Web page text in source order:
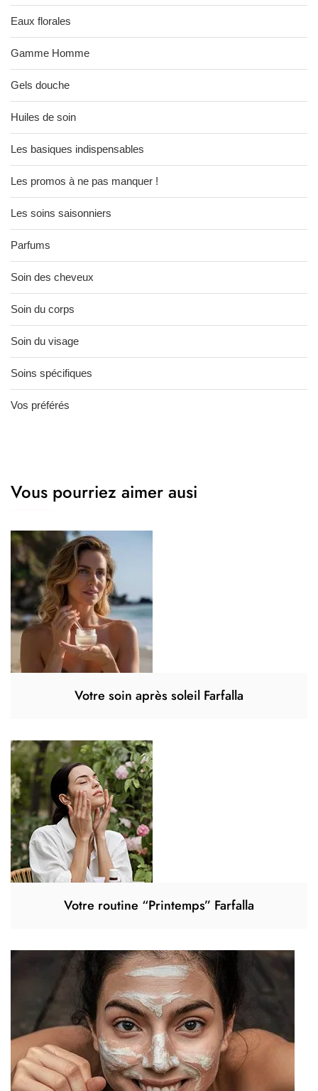
Eaux florales
Gamme Homme
Gels douche
Huiles de soin
Les basiques indispensables
Les promos à ne pas manquer !
Les soins saisonniers
Parfums
Soin des cheveux
Soin du corps
Soin du visage
Soins spécifiques
Vos préférés
Vous pourriez aimer ausi
Votre soin après soleil Farfalla
Votre routine “Printemps” Farfalla